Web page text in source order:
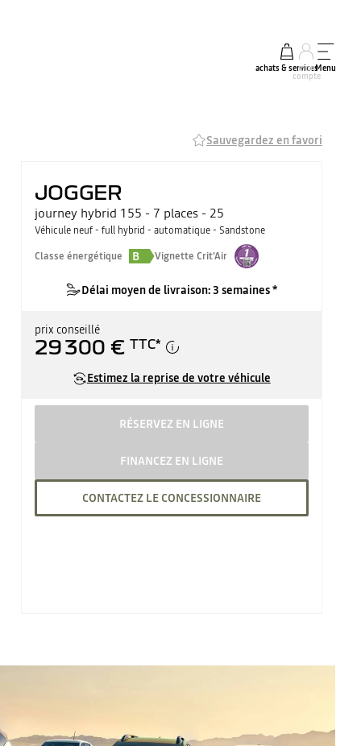
achats & services
mon
compte
Menu
Sauvegardez en favori
JOGGER
journey hybrid 155 - 7 places - 25
Véhicule neuf - full hybrid - automatique - Sandstone
Classe énergétique
B Vignette Crit'Air
Délai moyen de livraison: 3 semaines *
prix conseillé
29 300 € TTC*
Estimez la reprise de votre véhicule
RÉSERVEZ EN LIGNE
FINANCEZ EN LIGNE
CONTACTEZ LE CONCESSIONNAIRE